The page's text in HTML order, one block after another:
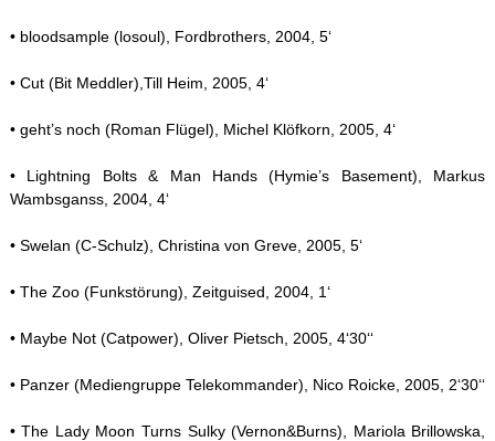
• bloodsample (losoul), Fordbrothers, 2004, 5‘
• Cut (Bit Meddler),Till Heim, 2005, 4‘
• geht’s noch (Roman Flügel), Michel Klöfkorn, 2005, 4‘
• Lightning Bolts & Man Hands (Hymie’s Basement), Markus
Wambsganss, 2004, 4‘
• Swelan (C-Schulz), Christina von Greve, 2005, 5‘
• The Zoo (Funkstörung), Zeitguised, 2004, 1‘
• Maybe Not (Catpower), Oliver Pietsch, 2005, 4‘30‘‘
• Panzer (Mediengruppe Telekommander), Nico Roicke, 2005, 2‘30‘‘
• The Lady Moon Turns Sulky (Vernon&Burns), Mariola Brillowska,